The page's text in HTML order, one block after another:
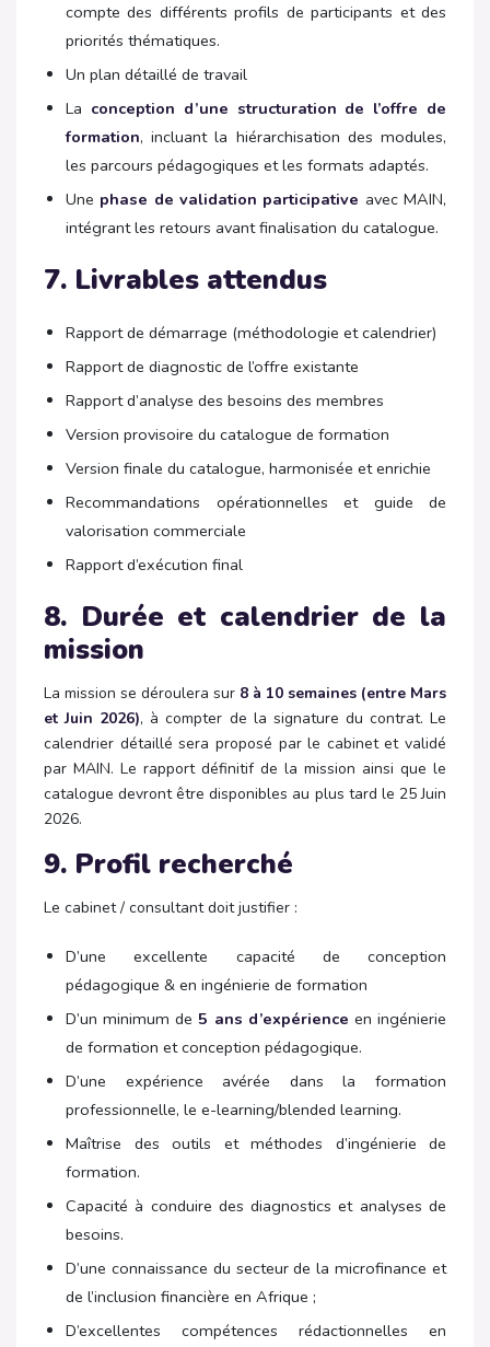
compte des différents profils de participants et des
priorités thématiques.
Un plan détaillé de travail
La conception d’une structuration de l’offre de
formation, incluant la hiérarchisation des modules,
les parcours pédagogiques et les formats adaptés.
Une phase de validation participative avec MAIN,
intégrant les retours avant finalisation du catalogue.
7. Livrables attendus
Rapport de démarrage (méthodologie et calendrier)
Rapport de diagnostic de l’offre existante
Rapport d’analyse des besoins des membres
Version provisoire du catalogue de formation
Version finale du catalogue, harmonisée et enrichie
Recommandations opérationnelles et guide de
valorisation commerciale
Rapport d’exécution final
8. Durée et calendrier de la
mission
La mission se déroulera sur 8 à 10 semaines (entre Mars
et Juin 2026), à compter de la signature du contrat. Le
calendrier détaillé sera proposé par le cabinet et validé
par MAIN. Le rapport définitif de la mission ainsi que le
catalogue devront être disponibles au plus tard le 25 Juin
2026.
9. Profil recherché
Le cabinet / consultant doit justifier :
D’une excellente capacité de conception
pédagogique & en ingénierie de formation
D’un minimum de5 ans d’expérience en ingénierie
de formation et conception pédagogique.
D’une expérience avérée dans la formation
professionnelle, le e-learning/blended learning.
Maîtrise des outils et méthodes d’ingénierie de
formation.
Capacité à conduire des diagnostics et analyses de
besoins.
D’une connaissance du secteur de la microfinance et
de l’inclusion financière en Afrique ;
D’excellentes compétences rédactionnelles en